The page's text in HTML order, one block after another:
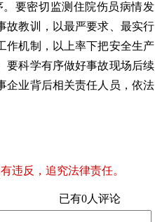
要密切监测住院伤员病情发
故教训，以最严要求、最实行
作机制，以上率下把安全生产
要科学有序做好事故现场后续
企业背后相关责任人员，依法
违反，追究法律责任。
已有0人评论